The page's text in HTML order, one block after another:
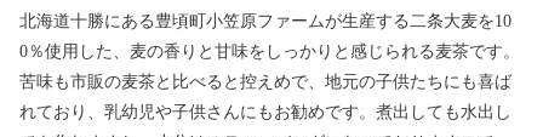
北海道十勝にある豊頃町小笠原ファームが生産する二条大麦を10
0％使用した、麦の香りと甘味をしっかりと感じられる麦茶です。
苦味も市販の麦茶と比べると控えめで、地元の子供たちにも喜ば
れており、乳幼児や子供さんにもお勧めです。煮出しても水出し